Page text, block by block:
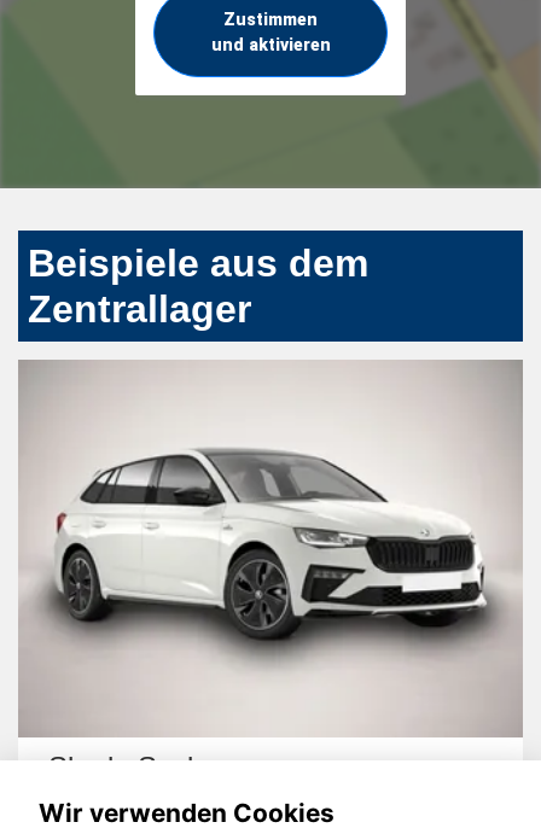
Zustimmen
und aktivieren
Beispiele aus dem
Zentrallager
Skoda Scala
Wir verwenden Cookies